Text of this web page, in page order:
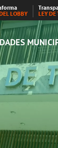
LOBBY
LEY DE